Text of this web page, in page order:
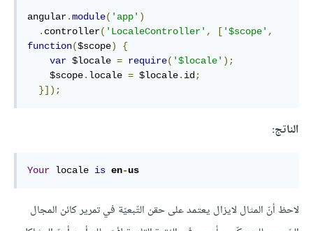
angular.module( 'app' )
. controller( 'LocaleController' , [ '$scope' ,
function($scope)
{
var $locale = require( '$locale' );
    $scope
. locale = $locale. id;
}]);
الناتج:
Your locale is en-us
لاحظ أنّ المثال لايزال يعتمد على حقن التّبعيّة في تمرير كائن المجال